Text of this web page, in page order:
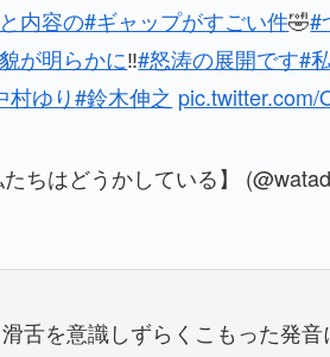
内容の#ギャップがすごい件🤣#
が明らかに‼️#怒涛の展開です#
村ゆり#鈴木伸之 pic.twitter.com/
ちはどうかしている】
舌を意識しずらくこもった発音